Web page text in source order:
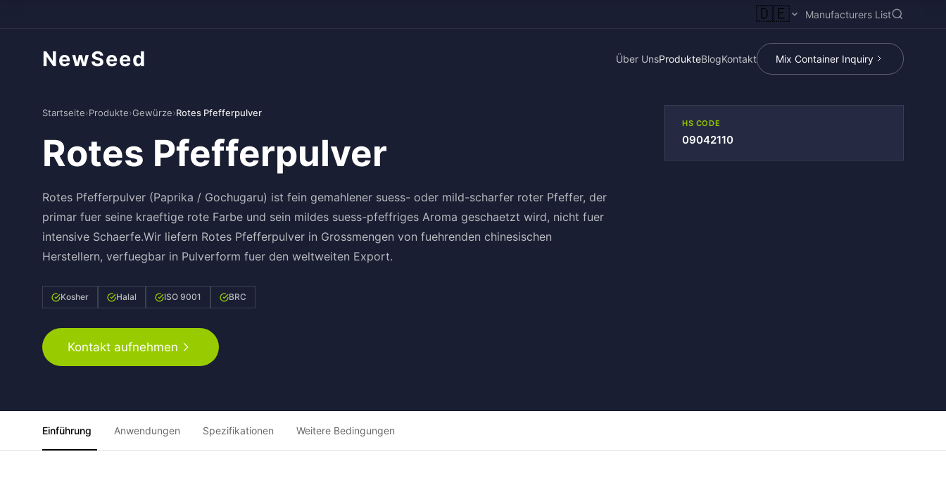
🇩🇪 Manufacturers List
NewSeed Über UnsProdukteBlogKontakt Mix Container Inquiry
Startseite›Produkte›Gewürze›Rotes Pfefferpulver
Rotes Pfefferpulver
Rotes Pfefferpulver (Paprika / Gochugaru) ist fein gemahlener suess- oder mild-scharfer roter Pfeffer, der
primar fuer seine kraeftige rote Farbe und sein mildes suess-pfeffriges Aroma geschaetzt wird, nicht fuer
intensive Schaerfe.Wir liefern Rotes Pfefferpulver in Grossmengen von fuehrenden chinesischen
Herstellern, verfuegbar in Pulverform fuer den weltweiten Export.
Kosher Halal ISO 9001 BRC
Kontakt aufnehmen
HS CODE
09042110
Einführung Anwendungen Spezifikationen Weitere Bedingungen